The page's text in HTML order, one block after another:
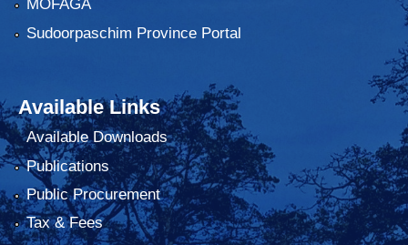
MOFAGA
Sudoorpaschim Province Portal
Available Links
Available Downloads
Publications
Public Procurement
Tax & Fees